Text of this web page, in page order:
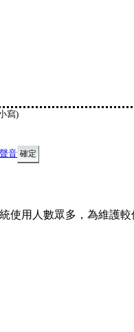
寫)
音
使用人數眾多，為維護